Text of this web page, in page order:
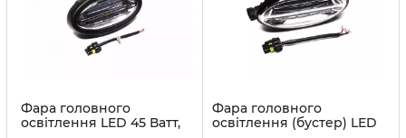
Фара головного
освітлення LED 45 Ватт,
Фара головного
освітлення (бустер) LED